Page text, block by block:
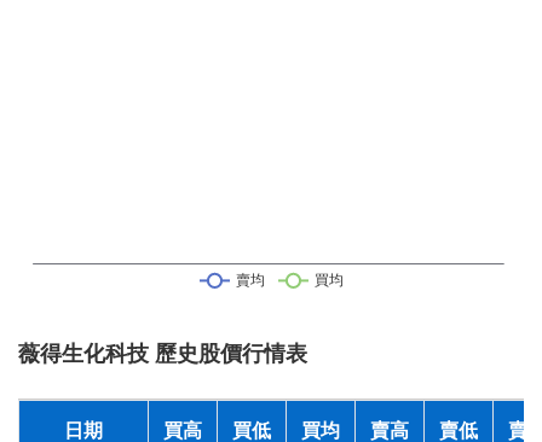
薇得生化科技 歷史股價行情表
日期 買高 買低 買均 賣高 賣低 賣